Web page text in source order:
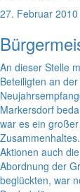
27. Februar 2010
An dieser Stelle
Beteiligten an
Markersdorf
war es ein
Aktionen auch
Abordnung der
beglückten, war